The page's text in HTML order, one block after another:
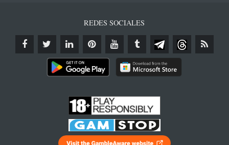
REDES SOCIALES